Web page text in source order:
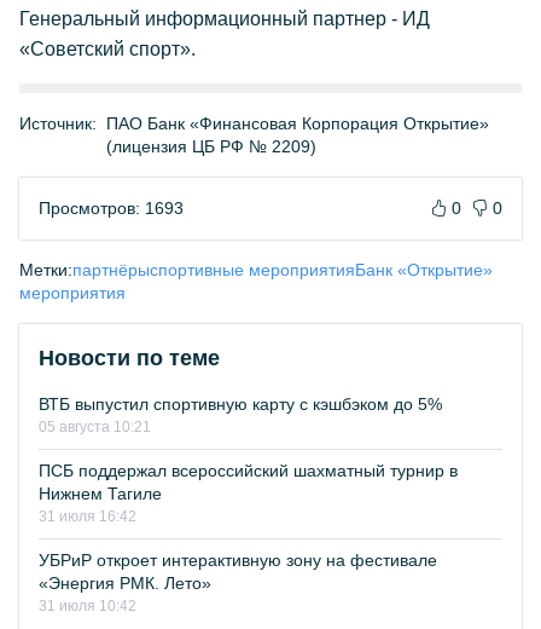
Генеральный информационный партнер - ИД
«Советский спорт».
Источник:
ПАО Банк «Финансовая Корпорация Открытие»
(лицензия ЦБ РФ № 2209)
Просмотров: 1693 0 0
Метки:партнёрыспортивные мероприятияБанк «Открытие»
мероприятия
Новости по теме
ВТБ выпустил спортивную карту с кэшбэком до 5%
05 августа 10:21
ПСБ поддержал всероссийский шахматный турнир в
Нижнем Тагиле
31 июля 16:42
УБРиР откроет интерактивную зону на фестивале
«Энергия РМК. Лето»
31 июля 10:42